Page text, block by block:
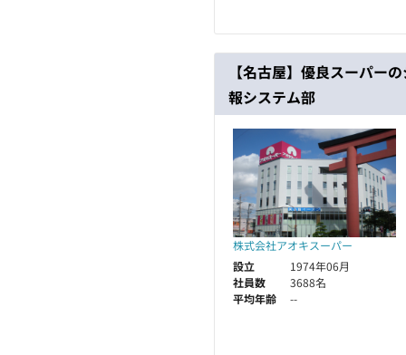
【名古屋】優良スーパー
報システム部
株式会社アオキスーパー
設立
1974年06月
社員数
3688名
平均年齢
--